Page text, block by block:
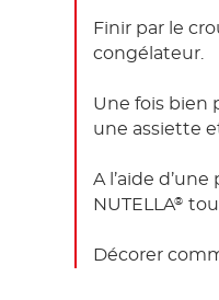
Finir par le
congélateur.
Une fois bien
une assiette
A l’aide
NUTELLA®
Décorer